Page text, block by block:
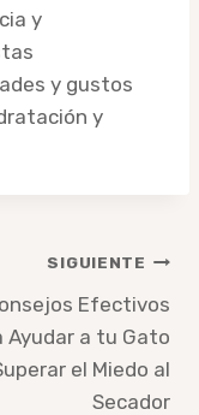
y
y gustos
y
SIGUIENTE
Efectivos
Ayudar a tu Gato
el Miedo al
Secador